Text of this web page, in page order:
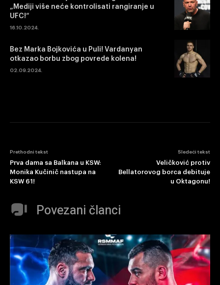
„Mediji više neće kontrolisati rangiranje u
UFC!“
16.10.2024.
Bez Marka Bojkovića u Puli! Vardanyan
otkazao borbu zbog povrede kolena!
02.09.2024.
Prethodni tekst
Prva dama sa Balkana u KSW:
Monika Kučinič nastupa na
KSW 61!
Sledeći tekst
Veličković protiv
Bellatorovog borca debituje
u Oktagonu!
Povezani članci